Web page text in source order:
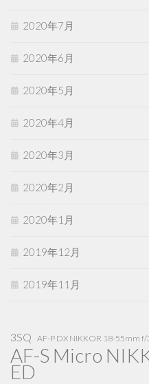
2020年7月
2020年6月
2020年5月
2020年4月
2020年3月
2020年2月
2020年1月
2019年12月
2019年11月
3SQ AF-P DX NIKKOR 18-55mm f/
AF-S Micro
ED